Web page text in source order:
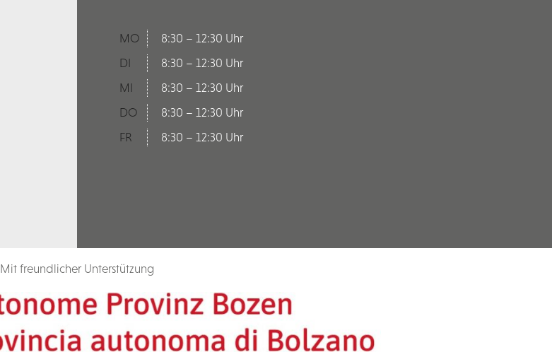
MO
8:30 – 12:30 Uhr
DI
8:30 – 12:30 Uhr
MI
8:30 – 12:30 Uhr
DO
8:30 – 12:30 Uhr
FR
8:30 – 12:30 Uhr
Mit freundlicher Unterstützung